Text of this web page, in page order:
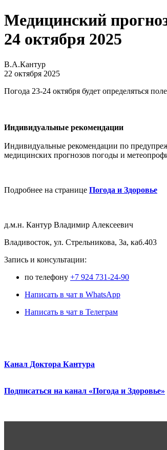
Медицинский
24 октября 2025
В.А.Кантур
22 октября 2025
Погода 23-24 октября будет определяться
Индивидуальные рекомендации
Индивидуальные рекомендации по
медицинских прогнозов погоды и
Подробнее на странице Погода и Здоровье
д.м.н. Кантур Владимир Алексеевич
Владивосток, ул. Стрельникова, 3а, каб.403
3апись и консультации:
по телефону +7 924 731-24-90
Написать в чат в WhatsApp
Написать в чат в Телеграм
Канал Доктора Кантура
Подписаться на канал «Погода и Здоровье»